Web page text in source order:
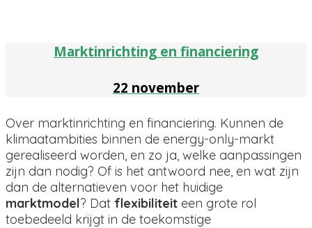
Marktinrichting en financiering
22 november
Over marktinrichting en financiering. Kunnen de
klimaatambities binnen de energy-only-markt
gerealiseerd worden, en zo ja, welke aanpassingen
zijn dan nodig? Of is het antwoord nee, en wat zijn
dan de alternatieven voor het huidige
marktmodel? Dat flexibiliteit een grote rol
toebedeeld krijgt in de toekomstige